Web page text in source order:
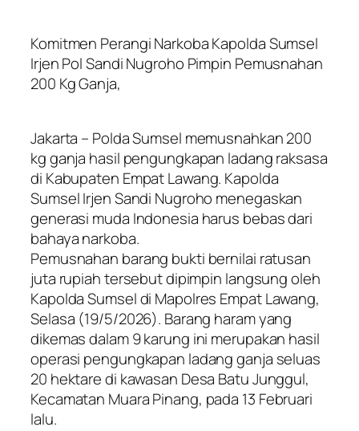
Komitmen Perangi Narkoba Kapolda Sumsel
Irjen Pol Sandi Nugroho Pimpin Pemusnahan
200 Kg Ganja,
Jakarta – Polda Sumsel memusnahkan 200
kg ganja hasil pengungkapan ladang raksasa
di Kabupaten Empat Lawang. Kapolda
Sumsel Irjen Sandi Nugroho menegaskan
generasi muda Indonesia harus bebas dari
bahaya narkoba.
Pemusnahan barang bukti bernilai ratusan
juta rupiah tersebut dipimpin langsung oleh
Kapolda Sumsel di Mapolres Empat Lawang,
Selasa (19/5/2026). Barang haram yang
dikemas dalam 9 karung ini merupakan hasil
operasi pengungkapan ladang ganja seluas
20 hektare di kawasan Desa Batu Junggul,
Kecamatan Muara Pinang, pada 13 Februari
lalu.